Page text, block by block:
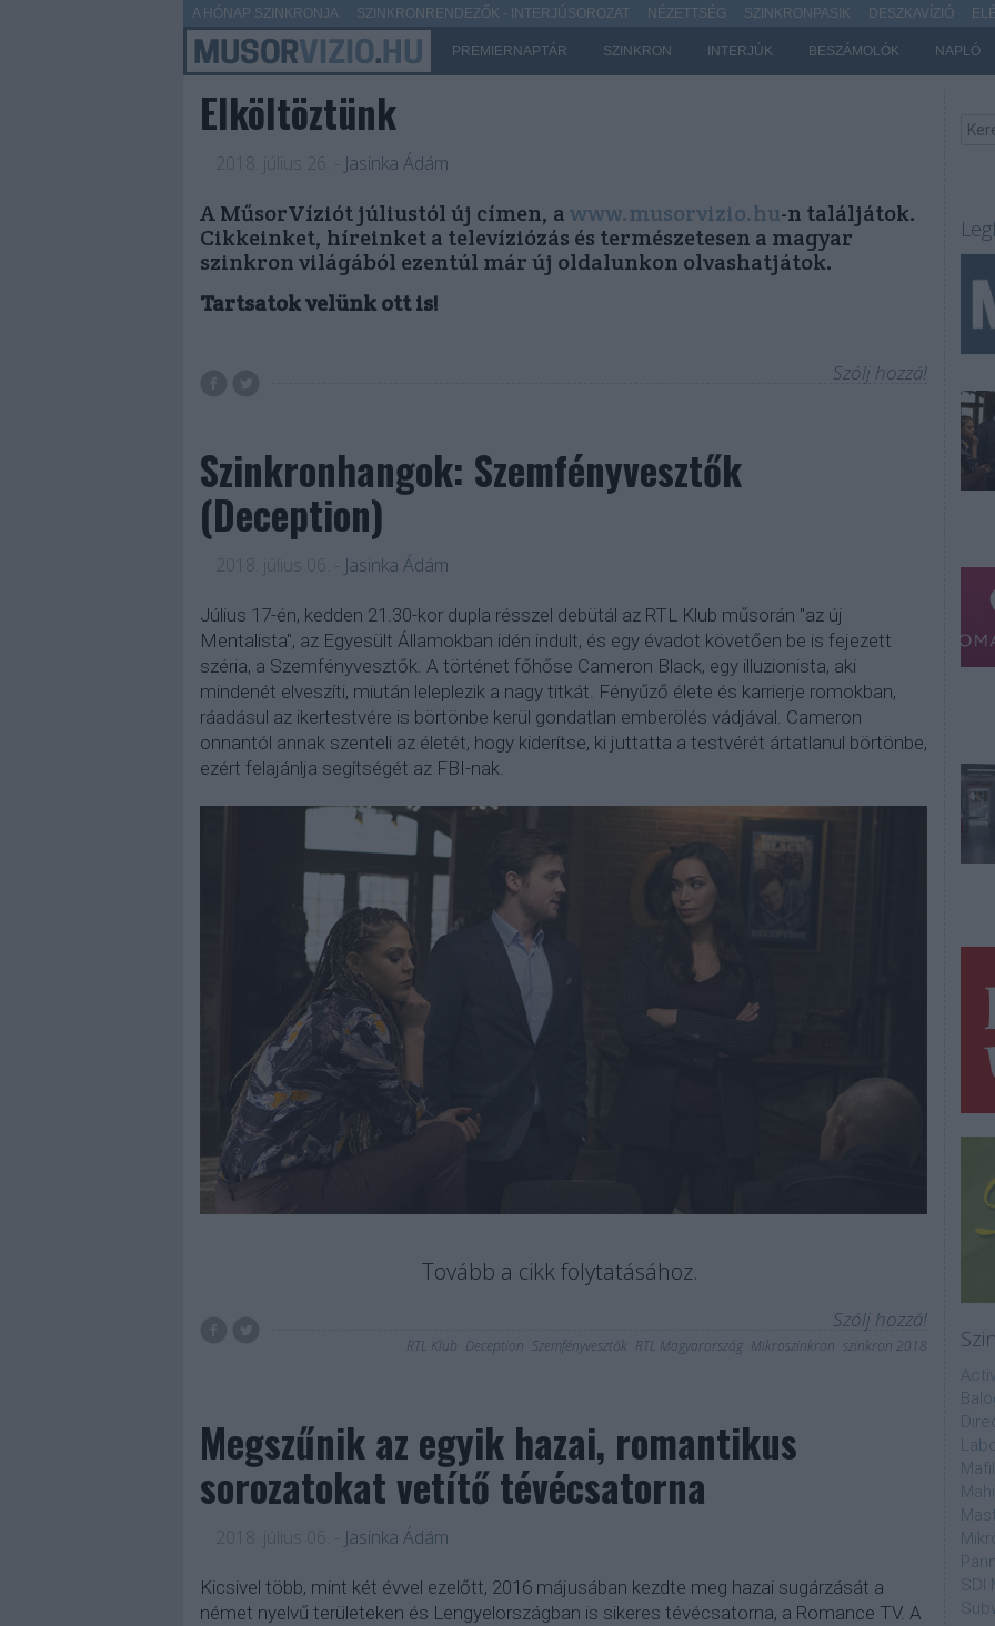
PREMIERNAPTÁR SZINKRON INTERJÚK BESZÁMOLÓK NAPLÓ
A HÓNAP SZINKRONJA SZINKRONRENDEZŐK - INTERJÚSOROZAT NÉZETTSÉG SZINKRONPASIK DESZKAVÍZIÓ
Elköltöztünk
2018. július 26. Jasinka Ádám
A MűsorVíziót júliustól új címen, awww.musorvizio.hu-n találjátok.
Cikkeinket, híreinket a televíziózás és természetesen a magyar
szinkron világából ezentúl már új oldalunkon olvashatjátok.
Tartsatok velünk ott is!
Szólj hozzá!
Szinkronhangok: Szemfényvesztők
(Deception)
2018. július 06. Jasinka Ádám
Július 17-én, kedden 21.30-kor dupla résszel debütál az RTL Klub műsorán "az új
Mentalista", az Egyesült Államokban idén indult, és egy évadot követően be is fejezett
széria, a Szemfényvesztők. A történet főhőse Cameron Black, egy illuzionista, aki
mindenét elveszíti, miután leleplezik a nagy titkát. Fényűző élete és karrierje romokban,
ráadásul az ikertestvére is börtönbe kerül gondatlan emberölés vádjával. Cameron
onnantól annak szenteli az életét, hogy kiderítse, ki juttatta a testvérét ártatlanul börtönbe,
ezért felajánlja segítségét az FBI-nak.
Tovább a cikk folytatásához.
Szólj hozzá!
RTL Klub Deception Szemfényvesztők RTL Magyarország Mikroszinkron szinkron 2018
Megszűnik az egyik hazai, romantikus
sorozatokat vetítő tévécsatorna
2018. július 06. Jasinka Ádám
Kicsivel több, mint két évvel ezelőtt, 2016 májusában kezdte meg hazai sugárzását a
német nyelvű területeken és Lengyelországban is sikeres tévécsatorna, a Romance TV. A
SDI